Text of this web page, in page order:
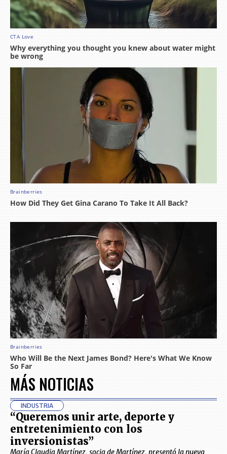
MÁS NOTICIAS
INDUSTRIA
“Queremos unir arte, deporte y
entretenimiento con los
inversionistas”
María Claudia Martínez, socia de Martínez, presentó la nueva